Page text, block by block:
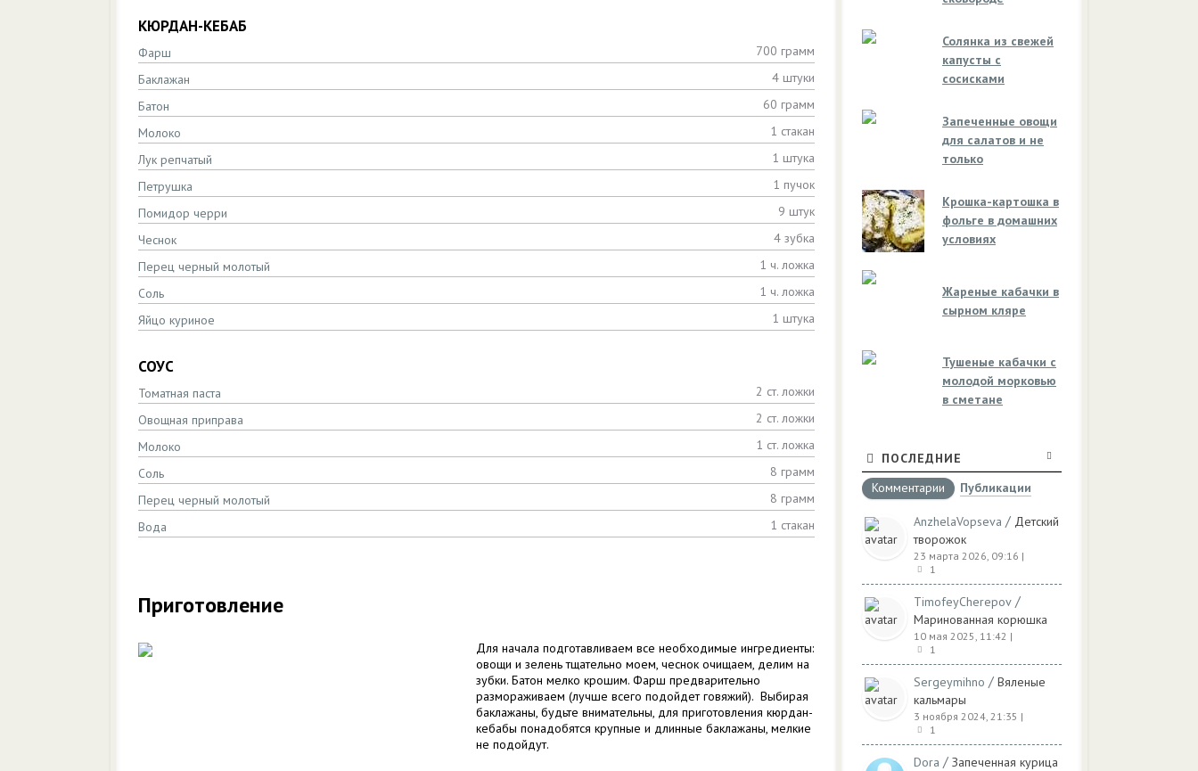
КЮРДАН-КЕБАБ
Фарш
700 грамм
Баклажан
4 штуки
Батон
60 грамм
Молоко
1 стакан
Лук репчатый
1 штука
Петрушка
1 пучок
Помидор черри
9 штук
Чеснок
4 зубка
Перец черный молотый
1 ч. ложка
Соль
1 ч. ложка
Яйцо куриное
1 штука
СОУС
Томатная паста
2 ст. ложки
Овощная приправа
2 ст. ложки
Молоко
1 ст. ложка
Соль
8 грамм
Перец черный молотый
8 грамм
Вода
1 стакан
Приготовление
Для начала подготавливаем все необходимые ингредиенты:
овощи и зелень тщательно моем, чеснок очищаем, делим на
зубки. Батон мелко крошим. Фарш предварительно
размораживаем (лучше всего подойдет говяжий). Выбирая
баклажаны, будьте внимательны, для приготовления кюрдан-
кебабы понадобятся крупные и длинные баклажаны, мелкие
не подойдут.
Солянка из свежей
капусты с
сосисками
Запеченные овощи
для салатов и не
только
Крошка-картошка в
фольге в домашних
условиях
Жареные кабачки в
сырном кляре
Тушеные кабачки с
молодой морковью
в сметане
ПОСЛЕДНИЕ
Комментарии
Публикации
AnzhelaVopseva / Детский
творожок
23 марта 2026, 09:16 |
1
TimofeyCherepov /
Маринованная корюшка
10 мая 2025, 11:42 |
1
Sergeymihno / Вяленые
кальмары
3 ноября 2024, 21:35 |
1
Dora / Запеченная курица